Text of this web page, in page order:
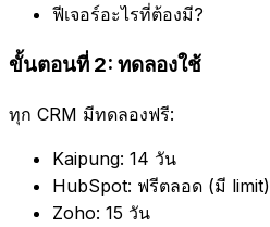
ฟีเจอร์อะไรที่ต้องมี?
ขั้นตอนที่ 2: ทดลองใช้
ทุก CRM มีทดลองฟรี:
Kaipung: 14 วัน
HubSpot: ฟรีตลอด (มี limit)
Zoho: 15 วัน